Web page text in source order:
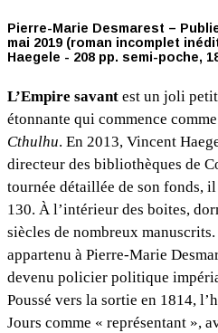
Pierre-Marie Desmarest –
mai 2019 (roman incomplet
Haegele - 208 pp. semi-poche,
L’Empire savant est un joli
étonnante qui commence
Cthulhu. En 2013, Vincent
directeur des bibliothèques de
tournée détaillée de son fonds,
130. À l’intérieur des boites,
siècles de nombreux
appartenu à Pierre-Marie
devenu policier politique
Poussé vers la sortie en 1814,
Jours comme « représentant »,